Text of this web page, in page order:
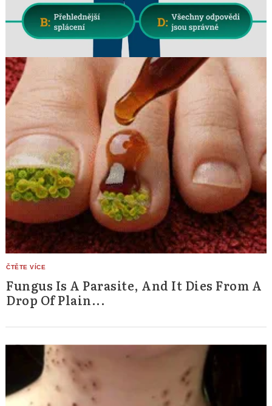
Fungus Is A Parasite, And It Dies From A
Drop Of Plain...
Search